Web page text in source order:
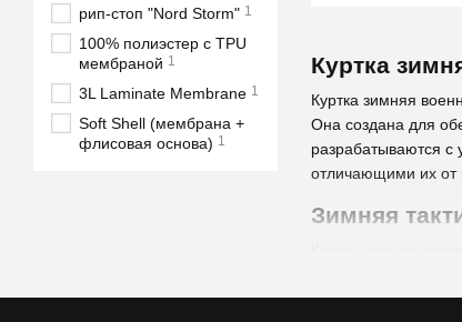
Куртка
Куртка зимняя
Она создана для
разрабатываются с
отличающими их от
Зимняя
температур, ветра,
рип-стоп "Nord Storm" 1
100% полиэстер с TPU
мембраной 1
3L Laminate Membrane 1
Soft Shell (мембрана +
флисовая основа) 1